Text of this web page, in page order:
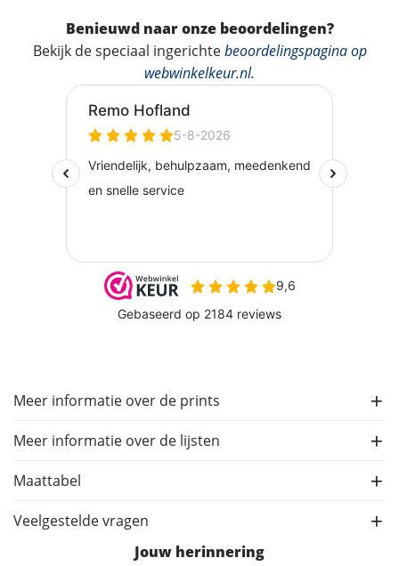
Benieuwd naar onze beoordelingen?
Bekijk de speciaal ingerichtebeoordelingspagina op
webwinkelkeur.nl.
Meer informatie over de prints
Meer informatie over de lijsten
Maattabel
Veelgestelde vragen
Jouw herinnering